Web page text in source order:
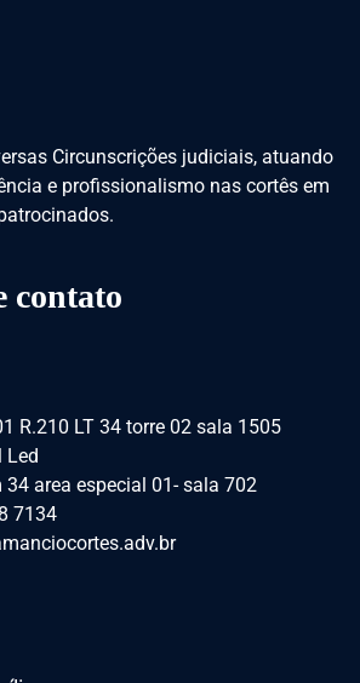
Circunscrições judiciais, atuando
e profissionalismo nas cortês em
contato
R.210 LT 34 torre 02 sala 1505
Led
area especial 01- sala 702
7134